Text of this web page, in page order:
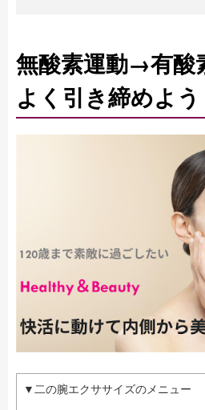
無酸素運動→有酸
よく引き締めよう
▼二の腕エクササイズのメニュー